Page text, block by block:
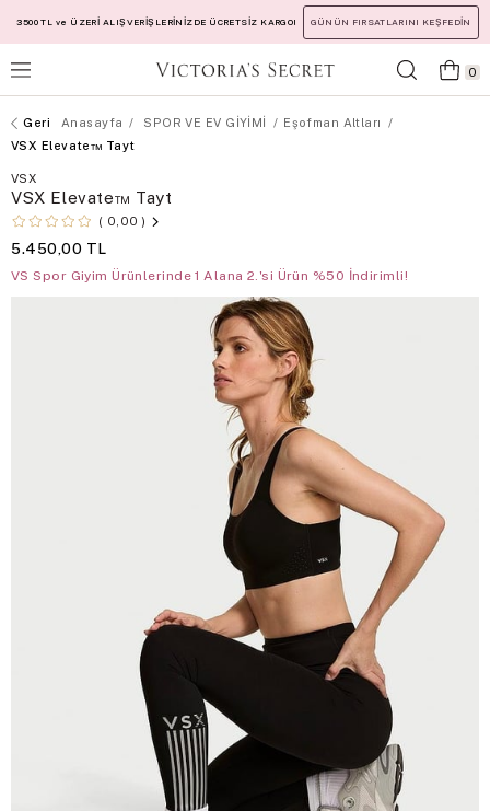
3500 TL ve ÜZERİ ALIŞVERİŞLERİNİZDE ÜCRETSİZ KARGO! GÜNÜN FIRSATLARINI KEŞFEDİN
0
Anasayfa SPOR VE EV GİYİMİ
Eşofman Altları
VSX Elevate™ Tayt
VSX
VSX Elevate™ Tayt
0,00
5.450,00 TL
VS Spor Giyim Ürünlerinde 1 Alana 2.'si Ürün %50 İndirimli!